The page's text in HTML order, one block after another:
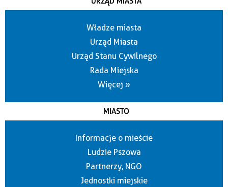
Władze miasta
Urząd Miasta
Urząd Stanu Cywilnego
Rada Miejska
Więcej »
MIASTO
Informacje o mieście
Ludzie Pszowa
Partnerzy, NGO
Jednostki miejskie